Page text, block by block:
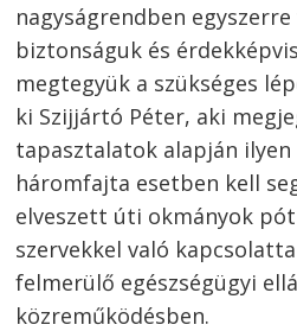
nagyságrendben
biztonságuk és
megtegyük a szükséges
ki Szijjártó Péter, aki
tapasztalatok alapján ilyen
háromfajta esetben kell
elveszett úti okmányok
szervekkel való
felmerülő egészségügyi
közreműködésben.